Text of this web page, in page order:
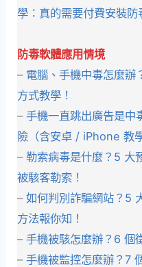
學：真的需要付費安裝防
防毒軟體應用情境
– 電腦、手機中毒怎麼辦
方式教學！
–手機一直跳出廣告是中
險（含安卓 / iPhone 教學
–勒索病毒是什麼？5 大
被駭客勒索！
–如何判別詐騙網站？5
方法報你知！
–手機被駭怎麼辦？6 個
–手機被監控怎麼辦？7